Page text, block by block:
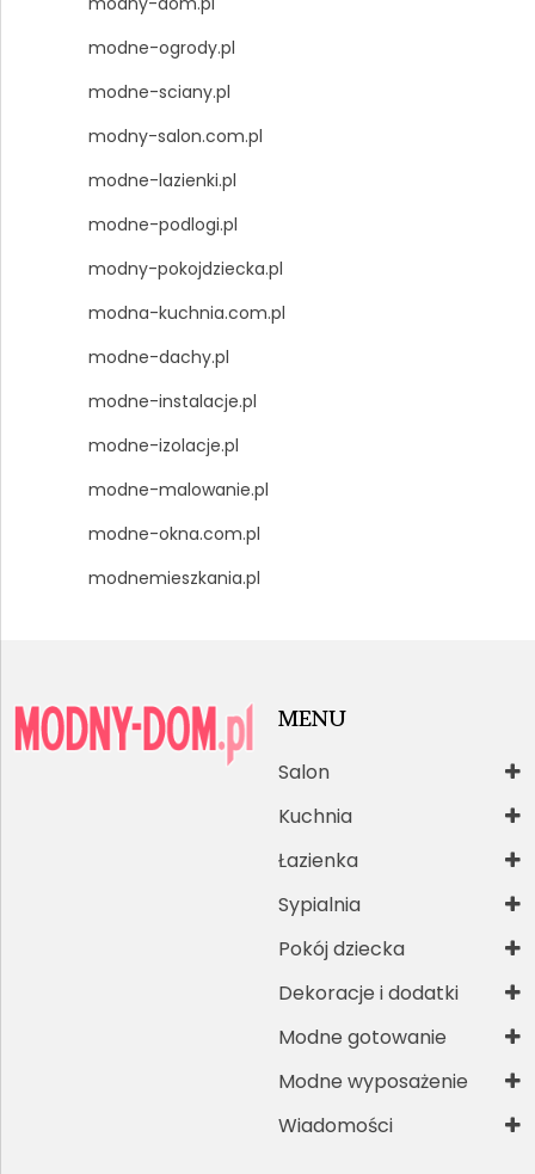
modne-ogrody.pl
modne-sciany.pl
modny-salon.com.pl
modne-lazienki.pl
modne-podlogi.pl
modny-pokojdziecka.pl
modna-kuchnia.com.pl
modne-dachy.pl
modne-instalacje.pl
modne-izolacje.pl
modne-malowanie.pl
modne-okna.com.pl
modnemieszkania.pl
MENU
Salon
Kuchnia
Łazienka
Sypialnia
Pokój dziecka
Dekoracje i dodatki
Modne gotowanie
Modne wyposażenie
Wiadomości